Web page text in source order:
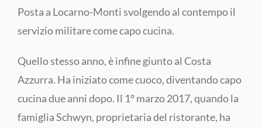
Posta a Locarno-Monti svolgendo al contempo il
servizio militare come capo cucina.
Quello stesso anno, è infine giunto al Costa
Azzurra. Ha iniziato come cuoco, diventando capo
cucina due anni dopo. Il 1° marzo 2017, quando la
famiglia Schwyn, proprietaria del ristorante, ha